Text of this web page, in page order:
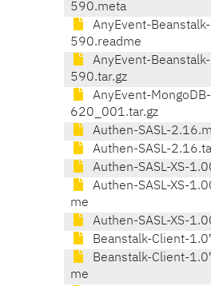
590.meta
AnyEvent-
590.readme
AnyEvent-
590.tar.gz
AnyEvent-
620_001.tar.gz
Authen-SASL-
Authen-SASL-
Authen-SASL-XS-
Authen-SASL-XS-
me
Authen-SASL-XS-
Beanstalk-Client-
Beanstalk-Client-
me